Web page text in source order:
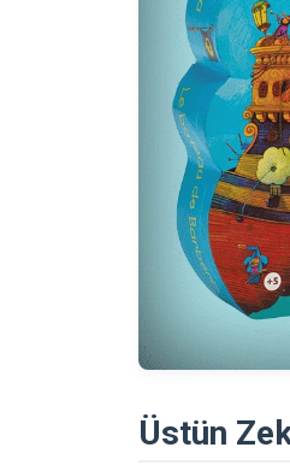
Üstün